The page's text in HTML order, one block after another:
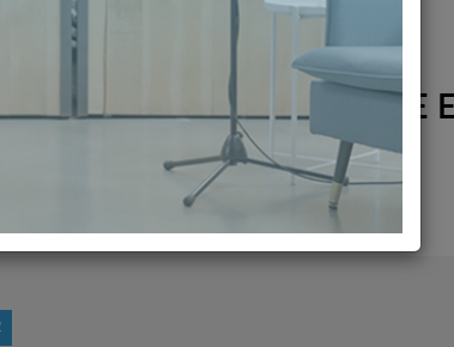
PONIENDO AL PACIENTE
DE SALUD